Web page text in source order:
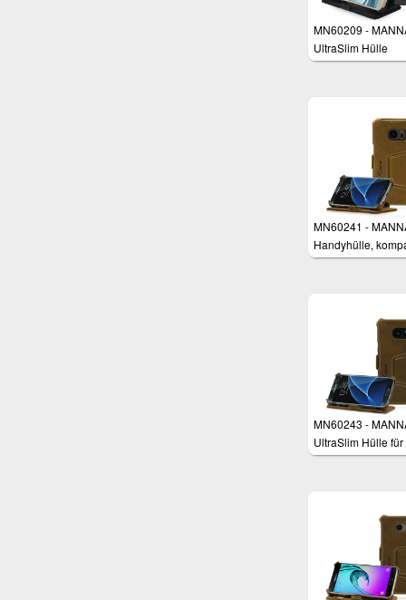
MN60209 -
UltraSlim Hülle
Samsung Galaxy
MN60241 -
Handyhülle,
mit Samsung
Cover für
MN60243 -
UltraSlim Hülle für
Samsung Galaxy